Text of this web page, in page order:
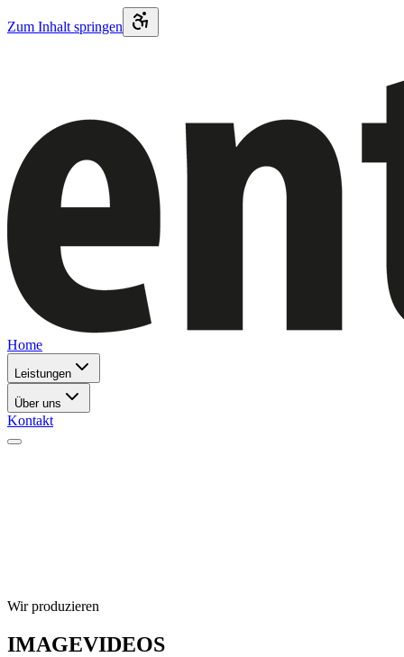
Zum Inhalt springen
Home
Leistungen
Über uns
Kontakt
Wir produzieren
IMAGEVIDEOS